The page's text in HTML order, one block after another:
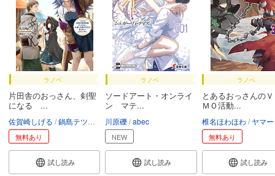
ラノベ
片田舎のおっさん、剣聖
になる ...
佐賀崎しげる 鍋島テツヒロ
無料あり
試し読み
ラノベ
ソードアート・オンライ
ン マテ...
川原礫 abec
NEW
試し読み
ラノベ
とあるおっさんの
ＭＯ活動...
椎名ほわほわ ヤマ
無料あり
試し読み